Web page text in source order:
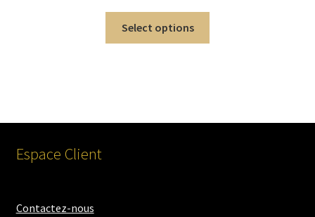
Select options
Espace Client
Contactez-nous